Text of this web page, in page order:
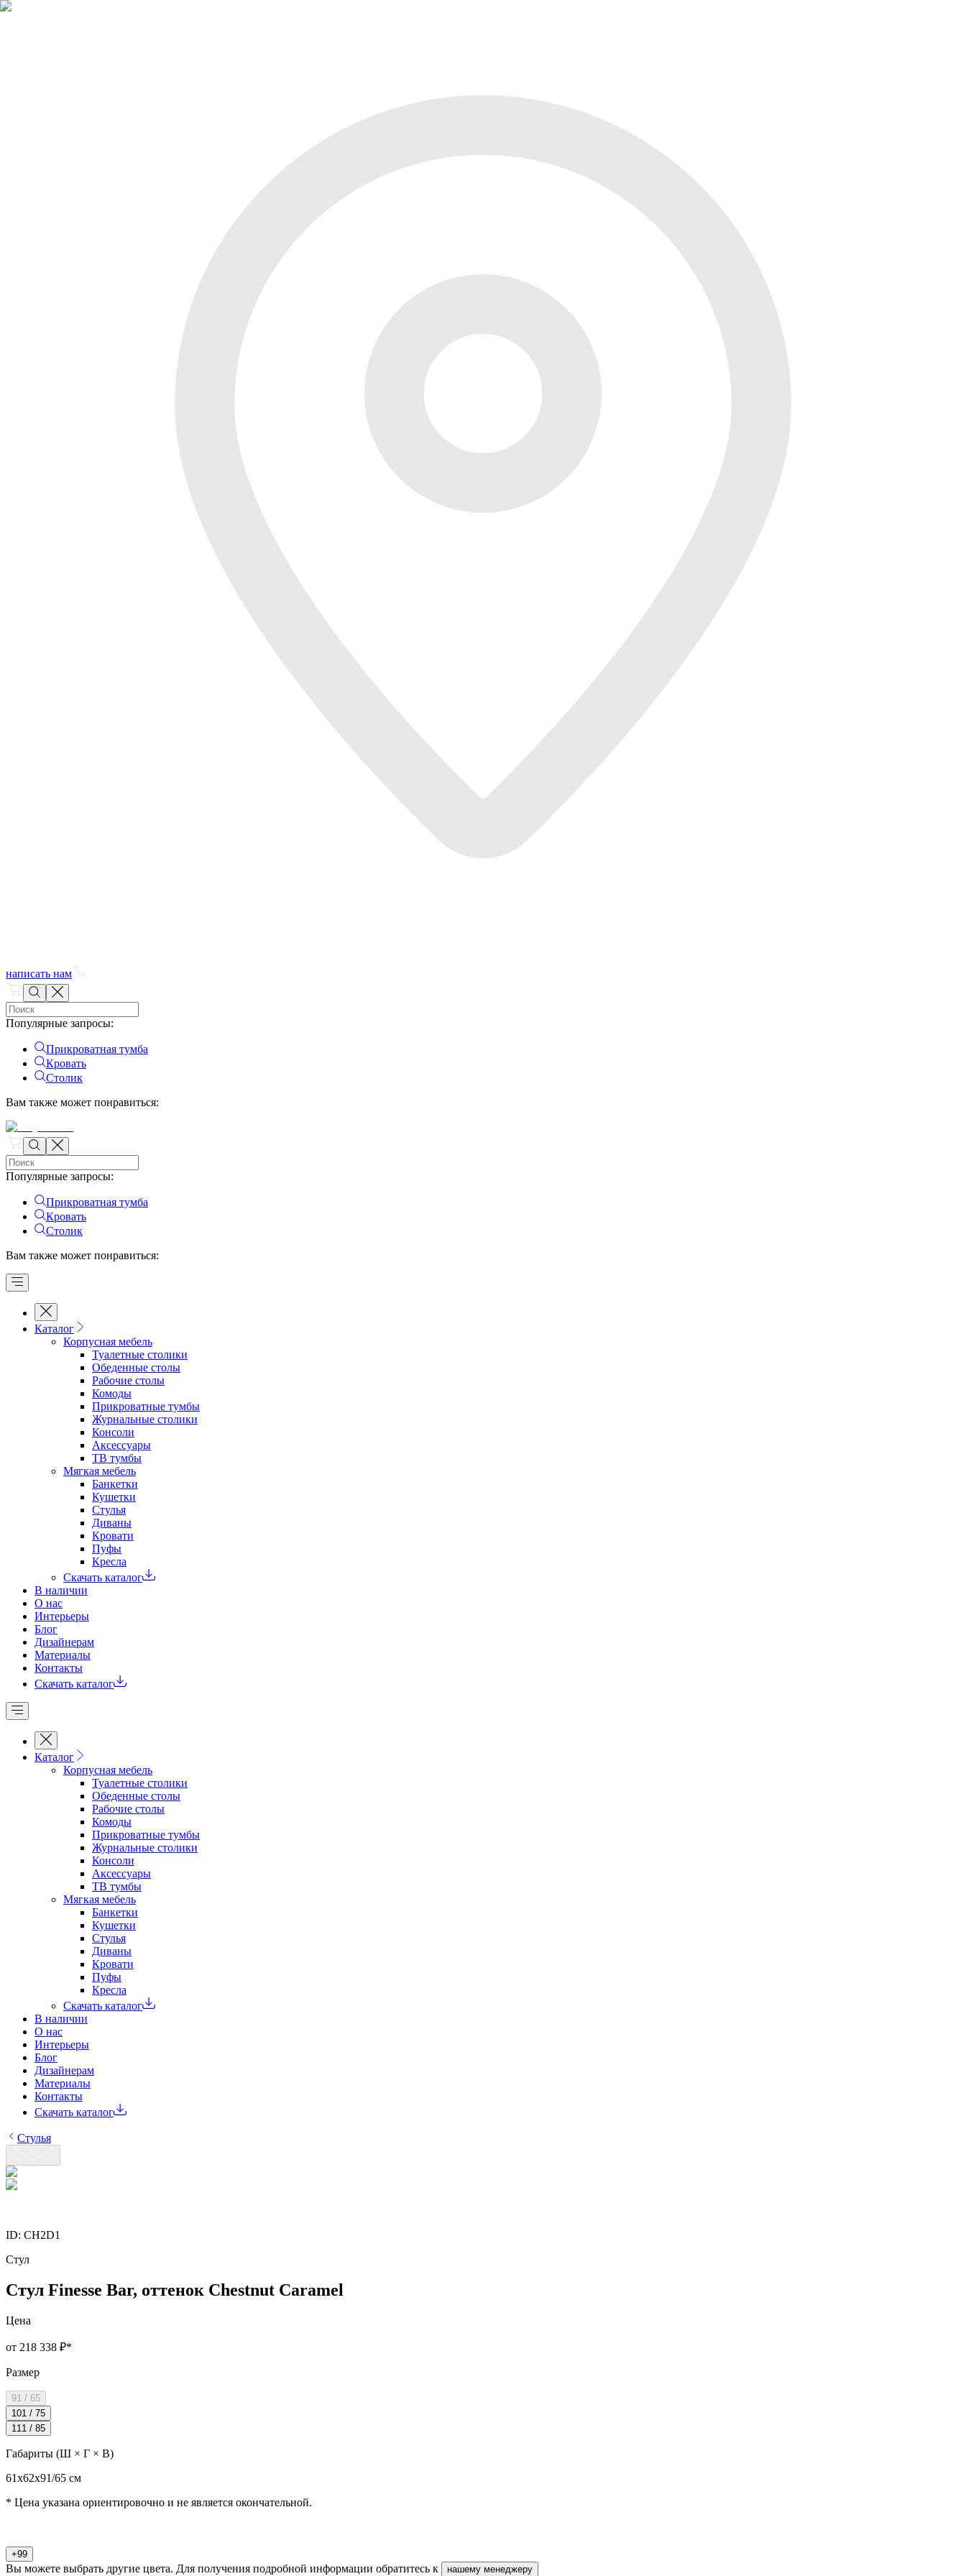
написать нам
Популярные запросы:
Прикроватная тумба
Кровать
Столик
Вам также может понравиться:
Популярные запросы:
Прикроватная тумба
Кровать
Столик
Вам также может понравиться:
Каталог
Корпусная мебель
Туалетные столики
Обеденные cтолы
Рабочие столы
Комоды
Прикроватные тумбы
Журнальные столики
Консоли
Аксессуары
ТВ тумбы
Мягкая мебель
Банкетки
Кушетки
Стулья
Диваны
Кровати
Пуфы
Кресла
Скачать каталог
В наличии
О нас
Интерьеры
Блог
Дизайнерам
Материалы
Контакты
Скачать каталог
Каталог
Корпусная мебель
Туалетные столики
Обеденные cтолы
Рабочие столы
Комоды
Прикроватные тумбы
Журнальные столики
Консоли
Аксессуары
ТВ тумбы
Мягкая мебель
Банкетки
Кушетки
Стулья
Диваны
Кровати
Пуфы
Кресла
Скачать каталог
В наличии
О нас
Интерьеры
Блог
Дизайнерам
Материалы
Контакты
Скачать каталог
Стулья
ID: CH2D1
Стул
Стул Finesse Bar, оттенок Chestnut Caramel
Цена
от 218 338 ₽*
Размер
91 / 65
101 / 75
111 / 85
Габариты (Ш × Г × В)
61х62х91/65 см
* Цена указана ориентировочно и не является окончательной.
+99
Вы можете выбрать другие цвета. Для получения подробной информации обратитесь к нашему менеджеру